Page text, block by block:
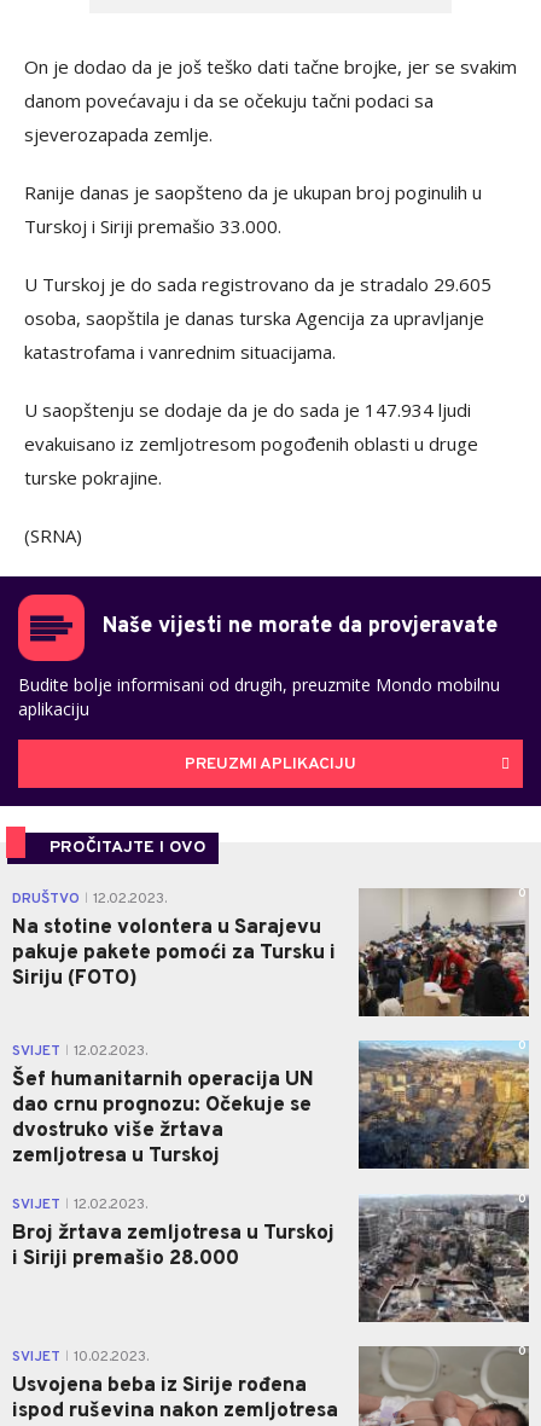
On je dodao da je još teško dati tačne brojke, jer se svakim
danom povećavaju i da se očekuju tačni podaci sa
sjeverozapada zemlje.
Ranije danas je saopšteno da je ukupan broj poginulih u
Turskoj i Siriji premašio 33.000.
U Turskoj je do sada registrovano da je stradalo 29.605
osoba, saopštila je danas turska Agencija za upravljanje
katastrofama i vanrednim situacijama.
U saopštenju se dodaje da je do sada je 147.934 ljudi
evakuisano iz zemljotresom pogođenih oblasti u druge
turske pokrajine.
(SRNA)
Naše vijesti ne morate da provjeravate
Budite bolje informisani od drugih, preuzmite Mondo mobilnu
aplikaciju
PREUZMI APLIKACIJU
PROČITAJTE I OVO
DRUŠTVO 12.02.2023.
Na stotine volontera u Sarajevu
pakuje pakete pomoći za Tursku i
Siriju (FOTO)
0
SVIJET 12.02.2023.
Šef humanitarnih operacija UN
dao crnu prognozu: Očekuje se
dvostruko više žrtava
zemljotresa u Turskoj
0
SVIJET 12.02.2023.
Broj žrtava zemljotresa u Turskoj
i Siriji premašio 28.000
0
SVIJET 10.02.2023.
Usvojena beba iz Sirije rođena
ispod ruševina nakon zemljotresa
0